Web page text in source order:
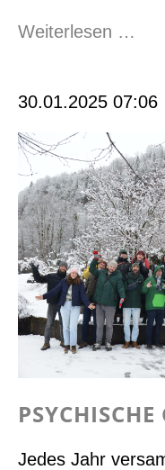
Weiterlesen …
Cevi
für
30.01.2025 07:06
Jedes Jahr